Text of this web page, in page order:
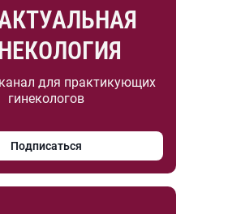
для практикующих
гинекологов
Подписаться